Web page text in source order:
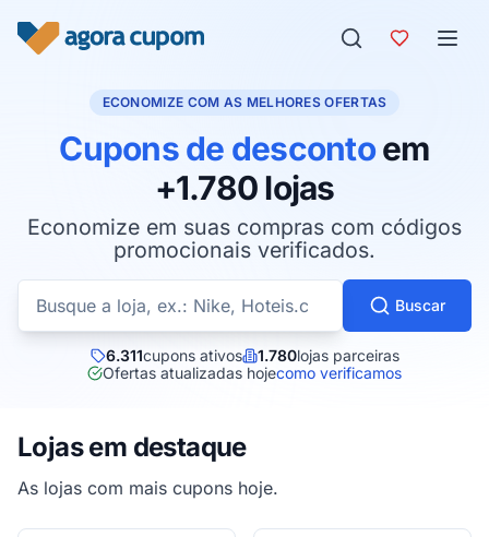
ECONOMIZE COM AS MELHORES OFERTAS
Cupons de descontoem
+1.780 lojas
Economize em suas compras com códigos
promocionais verificados.
Buscar cupons por loja
Buscar
6.311cupons ativos 1.780lojas parceiras
Ofertas atualizadas hojecomo verificamos
Lojas em destaque
As lojas com mais cupons hoje.